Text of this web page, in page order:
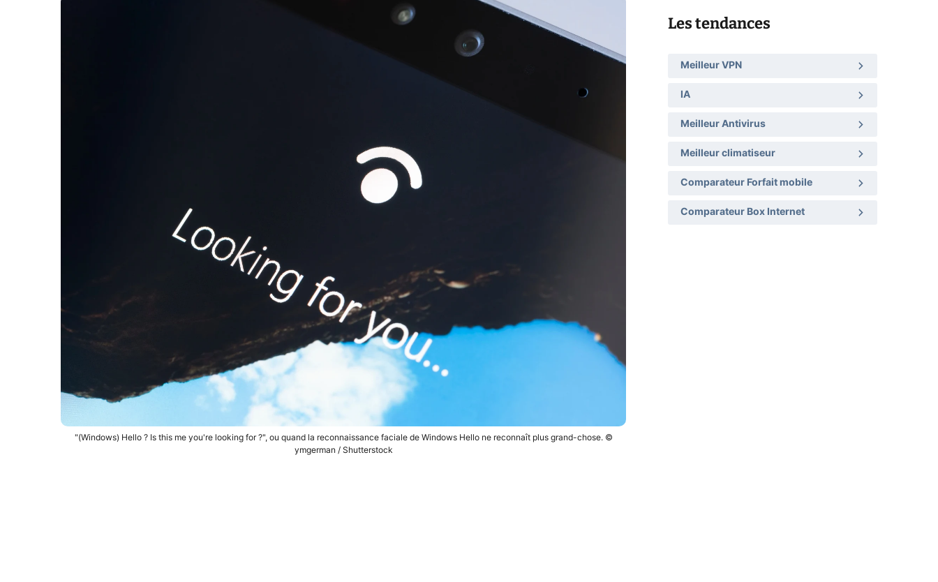
"(Windows) Hello ? Is this me you're looking for ?", ou quand la reconnaissance faciale de Windows Hello ne reconnaît plus grand-chose. ©
ymgerman / Shutterstock
Les tendances
Meilleur VPN
IA
Meilleur Antivirus
Meilleur climatiseur
Comparateur Forfait mobile
Comparateur Box Internet